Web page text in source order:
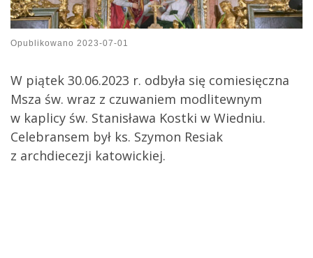
Opublikowano 2023-07-01
W piątek 30.06.2023 r. odbyła się comiesięczna
Msza św. wraz z czuwaniem modlitewnym
w kaplicy św. Stanisława Kostki w Wiedniu.
Celebransem był ks. Szymon Resiak
z archdiecezji katowickiej.